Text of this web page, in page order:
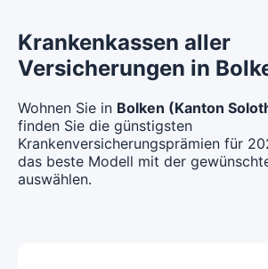
Krankenkassen aller
Versicherungen in
Wohnen Sie in Bolken (Kanton
finden Sie die günstigsten
Krankenversicherungsprämien für
das beste Modell mit der
auswählen.